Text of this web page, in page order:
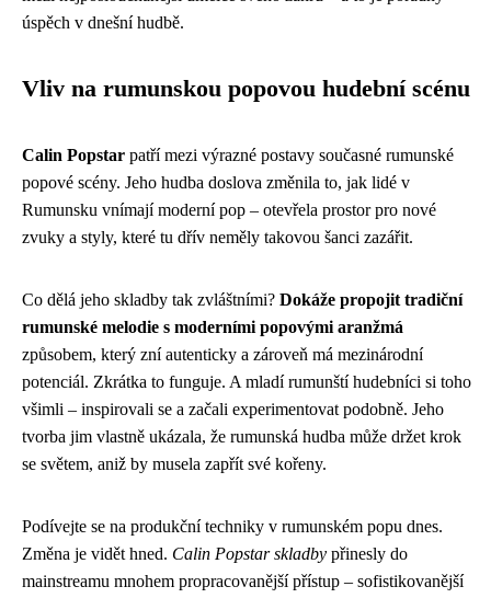
úspěch v dnešní hudbě.
Vliv na rumunskou popovou hudební scénu
Calin Popstar patří mezi výrazné postavy současné rumunské
popové scény. Jeho hudba doslova změnila to, jak lidé v
Rumunsku vnímají moderní pop – otevřela prostor pro nové
zvuky a styly, které tu dřív neměly takovou šanci zazářit.
Co dělá jeho skladby tak zvláštními? Dokáže propojit tradiční
rumunské melodie s moderními popovými aranžmá
způsobem, který zní autenticky a zároveň má mezinárodní
potenciál. Zkrátka to funguje. A mladí rumunští hudebníci si toho
všimli – inspirovali se a začali experimentovat podobně. Jeho
tvorba jim vlastně ukázala, že rumunská hudba může držet krok
se světem, aniž by musela zapřít své kořeny.
Podívejte se na produkční techniky v rumunském popu dnes.
Změna je vidět hned. Calin Popstar skladby přinesly do
mainstreamu mnohem propracovanější přístup – sofistikovanější